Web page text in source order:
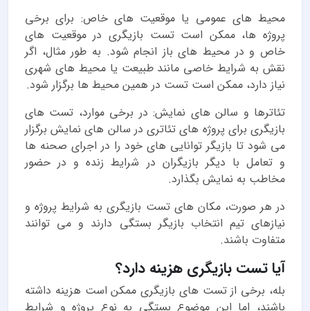
محیط های عمومی یا موقعیت های خاص: برای برخی
پروژه ها، ممکن است تست بازیگری در موقعیت های
خاص و در محیط های باز انجام شود. به طور مثال، اگر
نقش به شرایط خاصی مانند طبیعت یا محیط های شهری
نیاز دارد، ممکن است تست در همین محیط ها برگزار شود.
تئاترها و سالن های نمایش: در برخی موارد، تست های
بازیگری برای پروژه های تئاتری در سالن های نمایش برگزار
می شود تا بازیگر توانایی های خود را در اجرای صحنه ها
و تعامل با دیگر بازیگران در شرایط زنده و در حضور
مخاطب به نمایش بگذارد.
در هر صورت، مکان های تست بازیگری به شرایط پروژه و
نیازهای تیم انتخاب بازیگر بستگی دارند و می توانند
متفاوت باشند.
آیا تست بازیگری هزینه دارد؟
بله، برخی از تست های بازیگری ممکن است هزینه داشته
باشند، اما این موضوع بستگی به نوع پروژه و شرایط